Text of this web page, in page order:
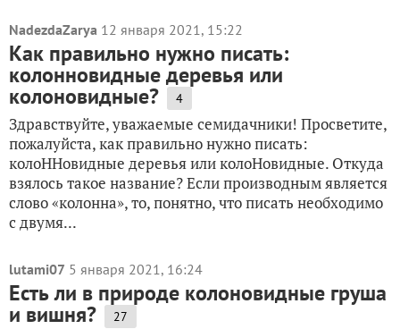
NadezdaZarya 12 января 2021, 15:22
Как правильно нужно писать:
колонновидные деревья или
колоновидные? 4
Здравствуйте, уважаемые семидачники! Просветите,
пожалуйста, как правильно нужно писать:
колоННовидные деревья или колоНовидные. Откуда
взялось такое название? Если производным является
слово «колонна», то, понятно, что писать необходимо
с двумя...
lutami07 5 января 2021, 16:24
Есть ли в природе колоновидные груша
и вишня? 27